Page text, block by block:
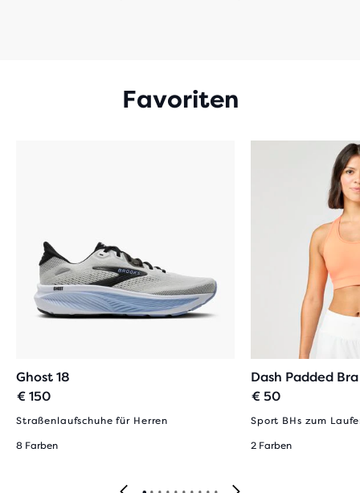
Favoriten
Ghost 18
€ 150
Straßenlaufschuhe für Herren
8 Farben
Dash Padded Bra
€ 50
Sport BHs zum
2 Farben